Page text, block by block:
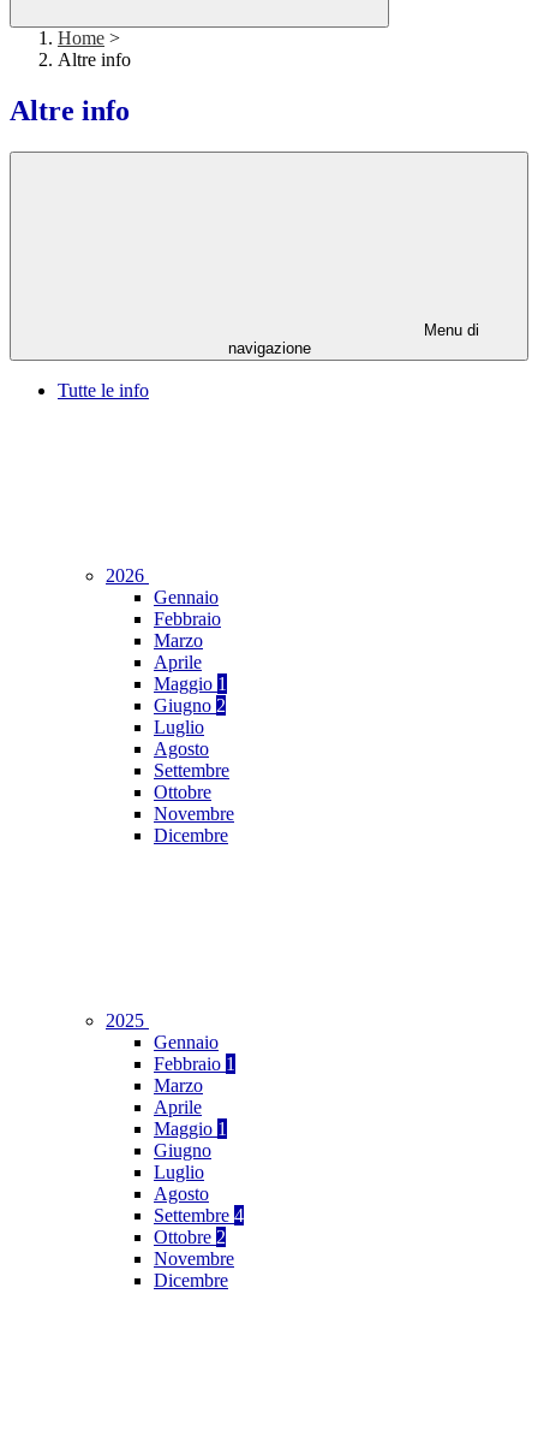
Home >
Altre info
Altre info
Menu di
navigazione
Tutte le info
2026
Gennaio
Febbraio
Marzo
Aprile
Maggio 1
Giugno 2
Luglio
Agosto
Settembre
Ottobre
Novembre
Dicembre
2025
Gennaio
Febbraio 1
Marzo
Aprile
Maggio 1
Giugno
Luglio
Agosto
Settembre 4
Ottobre 2
Novembre
Dicembre